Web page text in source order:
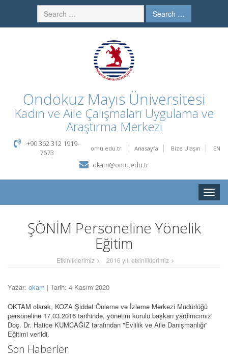
Search …
Ondokuz Mayıs Üniversitesi
Kadın ve Aile Çalışmaları Uygulama ve
Araştırma Merkezi
omu.edu.tr Anasayfa Bize Ulaşın EN
+90 362 312 1919-
7673
okam@omu.edu.tr
Toggle
ŞÖNİM Personeline Yönelik
Eğitim
Etkinliklerimiz 2016 yılı etkinliklerimiz
Yazar: okam | Tarih: 4 Kasım 2020
OKTAM olarak, KOZA Şiddet Önleme ve İzleme Merkezi Müdürlüğü
personeline 17.03.2016 tarihinde, yönetim kurulu başkan yardımcımız
Doç. Dr. Hatice KUMCAĞIZ tarafından "Evlilik ve Aile Danışmanlığı"
Eğitimi verildi.
Son Haberler